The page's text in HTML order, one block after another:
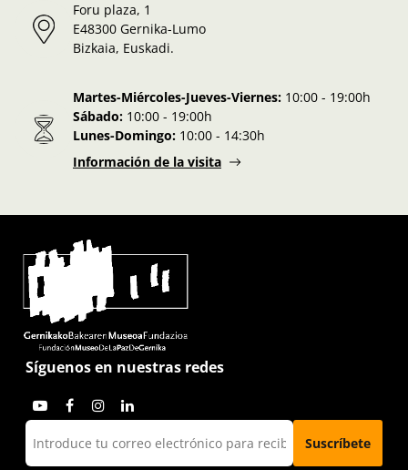
Foru plaza, 1
E48300 Gernika-Lumo
Bizkaia, Euskadi.
Martes-Miércoles-Jueves-Viernes: 10:00 - 19:00h
Sábado: 10:00 - 19:00h
Lunes-Domingo: 10:00 - 14:30h
Información de la visita
Síguenos en nuestras redes